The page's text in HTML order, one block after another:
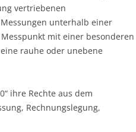
vertriebenen
Messungen unterhalb einer
mit einer besonderen
rauhe oder unebene
ihre Rechte aus dem
Rechnungslegung,